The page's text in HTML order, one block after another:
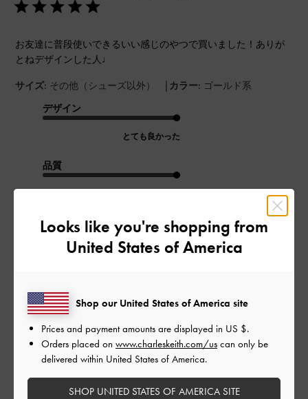
お友達に普段使いできるいい感じのやつで買いました！ありが
とねデザインした人♩
サイズ: その他（シューズ以外） | カラー: ゴールド系
デザイン
とても良かった
品質
もっと見る
ご利用者様
アクセントとして
2023-09-19
Looks like you're shopping from
United States of America
Shop our United States of America site
Prices and payment amounts are displayed in US $.
Orders placed on www.charleskeith.com/us can only be
delivered within United States of America.
SHOP UNITED STATES OF AMERICA SITE